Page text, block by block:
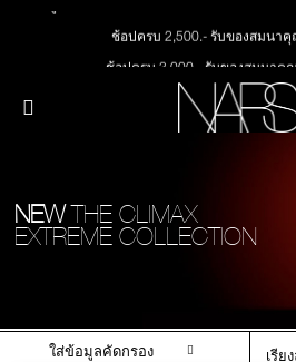
ช้อปครบ 2,500.- รับของสมนา
ช้อปครบ 3,000.- รับของสมนาคุณ
ทุกคำสั่งซื้อ รับฟรี Light Reflecting™
ช้อป Quad Eyeshadow รับฟรี Mini
ช้อป Insatiable Liquid Blush รับฟรี
ช้อป NEW Light Reflecting™ Prismatic
Concealer 1.4 ml
ช้อป สินค้าใดๆ* ในThe Petal Play Collection (ย
ช้อป Blush ใดๆ รับฟรี Afterglow Lip Balm
THE PETAL PLAY COLLECTION
COLLECTION
ปาก
BRUSHES & TOOLS
NEWTHE CLIMAX
EXTREME COLLECTION
ใส่ข้อมูลคัดกรอง